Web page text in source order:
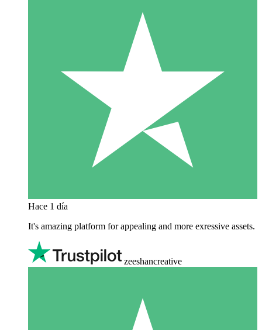
Hace 1 día
It's amazing platform for appealing and more exressive assets.
zeeshancreative